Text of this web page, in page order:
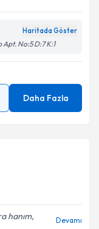
No:5 D:7 K:1
Daha Fazla
hanım,